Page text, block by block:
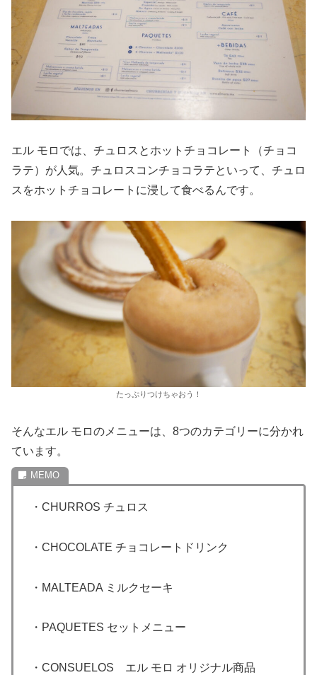
エル モロでは、チュロスとホットチョコレート（チョコ
ラテ）が人気。チュロスコンチョコラテといって、チュロ
スをホットチョコレートに浸して食べるんです。
たっぷりつけちゃおう！
そんなエル モロのメニューは、8つのカテゴリーに分かれ
ています。
・CHURROS チュロス
・CHOCOLATE チョコレートドリンク
・MALTEADA ミルクセーキ
・PAQUETES セットメニュー
・CONSUELOS エル モロ オリジナル商品